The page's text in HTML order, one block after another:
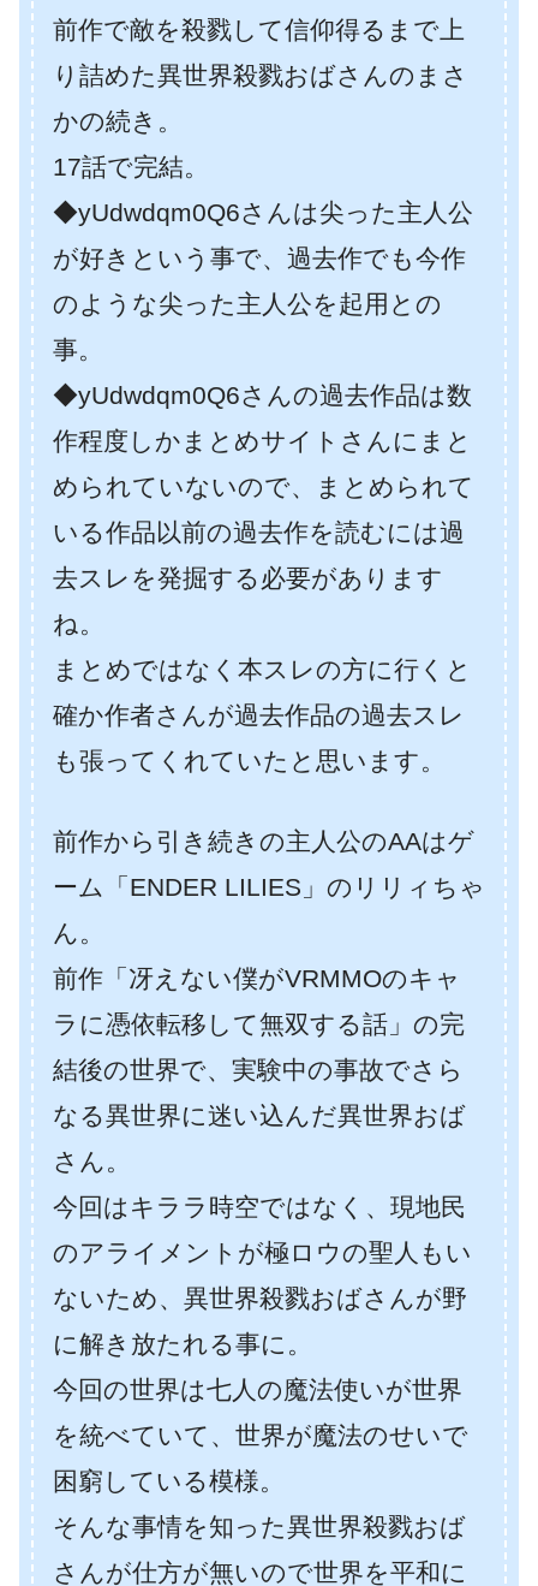
前作で敵を殺戮して信仰得るまで上
り詰めた異世界殺戮おばさんのまさ
かの続き。
17話で完結。
◆yUdwdqm0Q6さんは尖った主人公
が好きという事で、過去作でも今作
のような尖った主人公を起用との
事。
◆yUdwdqm0Q6さんの過去作品は数
作程度しかまとめサイトさんにまと
められていないので、まとめられて
いる作品以前の過去作を読むには過
去スレを発掘する必要があります
ね。
まとめではなく本スレの方に行くと
確か作者さんが過去作品の過去スレ
も張ってくれていたと思います。
前作から引き続きの主人公のAAはゲ
ーム「ENDER LILIES」のリリィちゃ
ん。
前作「冴えない僕がVRMMOのキャ
ラに憑依転移して無双する話」の完
結後の世界で、実験中の事故でさら
なる異世界に迷い込んだ異世界おば
さん。
今回はキララ時空ではなく、現地民
のアライメントが極ロウの聖人もい
ないため、異世界殺戮おばさんが野
に解き放たれる事に。
今回の世界は七人の魔法使いが世界
を統べていて、世界が魔法のせいで
困窮している模様。
そんな事情を知った異世界殺戮おば
さんが仕方が無いので世界を平和に